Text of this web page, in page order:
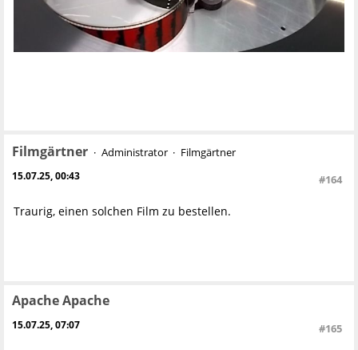
Filmgärtner Administrator Filmgärtner
15.07.25, 00:43 #164
Traurig, einen solchen Film zu bestellen.
Apache Apache
15.07.25, 07:07 #165